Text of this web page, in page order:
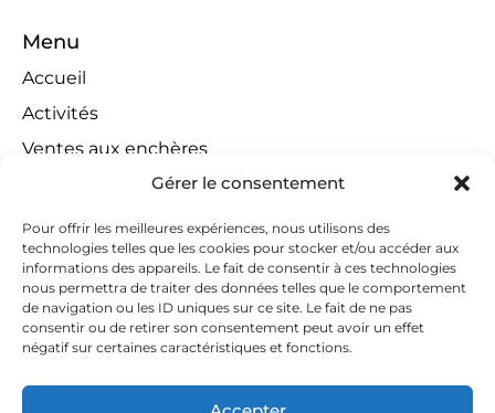
Gérer le consentement
Pour offrir les meilleures expériences, nous utilisons des
technologies telles que les cookies pour stocker et/ou accéder aux
informations des appareils. Le fait de consentir à ces technologies
nous permettra de traiter des données telles que le comportement
de navigation ou les ID uniques sur ce site. Le fait de ne pas
consentir ou de retirer son consentement peut avoir un effet
négatif sur certaines caractéristiques et fonctions.
Menu
Accueil
Activités
Ventes aux enchères
Compétences territoriales
Jeux concours
Liens
Contact
Contactez-nous
huissiers@tapella-nilles.lu